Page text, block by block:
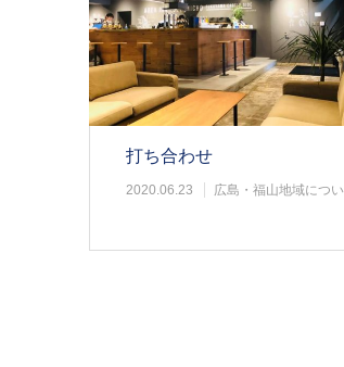
打ち合わせ
2020.06.23
広島・福山地域につい